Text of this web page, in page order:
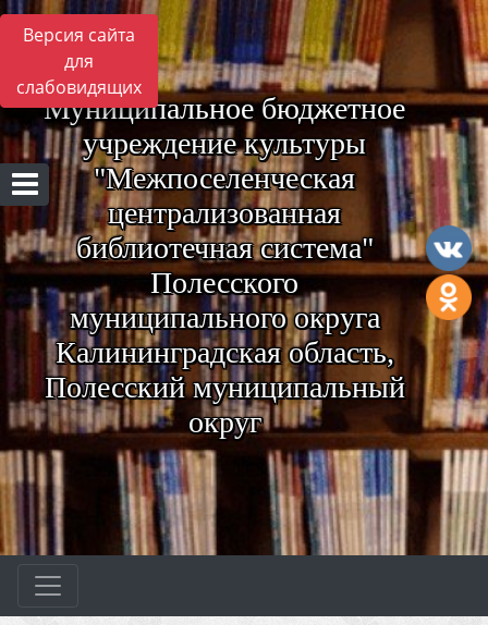
Версия сайта
для
слабовидящих
Муниципальное бюджетное
учреждение культуры
"Межпоселенческая
централизованная
библиотечная система"
Полесского
муниципального округа
Калининградская область,
Полесский муниципальный
округ